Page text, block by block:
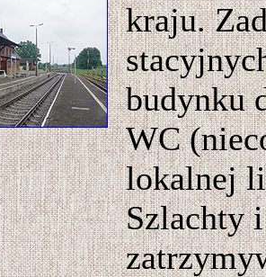
kraju.
budynku
WC
lokalnej
Szlachty